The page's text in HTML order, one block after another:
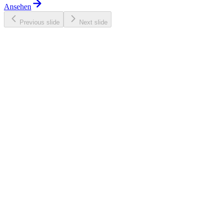
Ansehen
Previous slide Next slide